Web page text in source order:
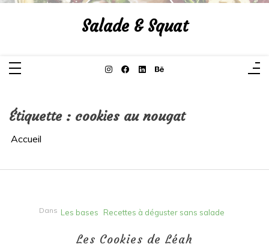
Aller
Salade & Squat
Étiquette : cookies au nougat
Accueil
Dans Les bases Recettes à déguster sans salade
Les Cookies de Léah